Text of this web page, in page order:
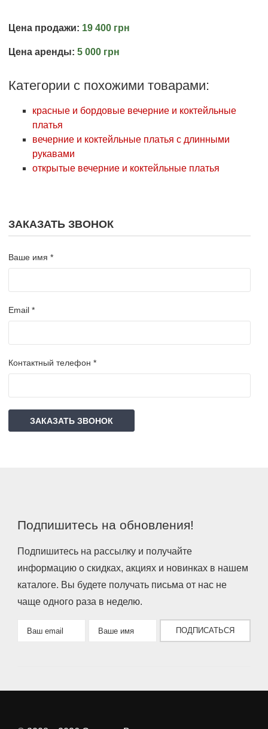
Цена продажи: 19 400 грн
Цена аренды: 5 000 грн
Категории с похожими товарами:
красные и бордовые вечерние и коктейльные
платья
вечерние и коктейльные платья с длинными
рукавами
открытые вечерние и коктейльные платья
ЗАКАЗАТЬ ЗВОНОК
Ваше имя *
Email *
Контактный телефон *
ЗАКАЗАТЬ ЗВОНОК
Подпишитесь на обновления!
Подпишитесь на рассылку и получайте
информацию о скидках, акциях и новинках в нашем
каталоге. Вы будете получать письма от нас не
чаще одного раза в неделю.
ПОДПИСАТЬСЯ